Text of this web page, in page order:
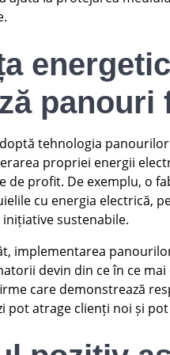
panouri
tehnologia
propriei energii
de profit. De exemplu, o
cu energia electrică,
sustenabile.
implementarea
devin din ce în ce
care demonstrează
pot atrage clienți noi și